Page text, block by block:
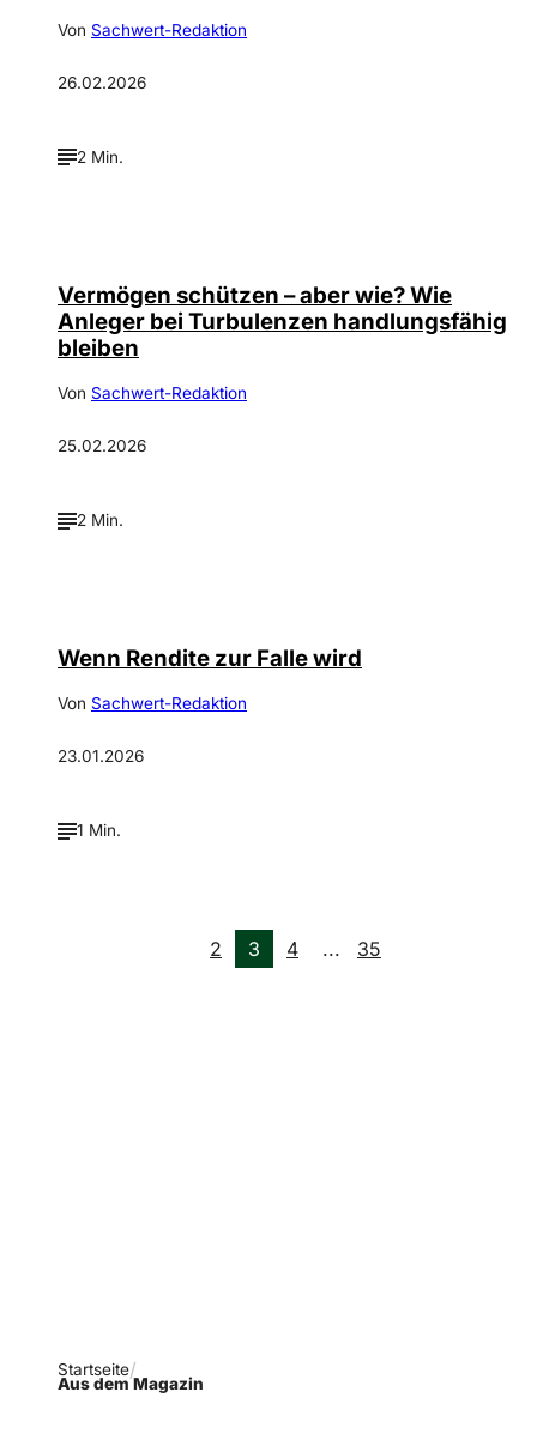
Von Sachwert-Redaktion
26.02.2026
2 Min.
Vermögen schützen – aber wie? Wie
Anleger bei Turbulenzen handlungsfähig
bleiben
Von Sachwert-Redaktion
25.02.2026
2 Min.
Wenn Rendite zur Falle wird
Von Sachwert-Redaktion
23.01.2026
1 Min.
2 3 4 ... 35
Startseite
Aus dem Magazin